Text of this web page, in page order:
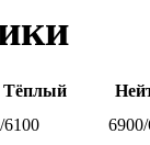
Тёплый
6100